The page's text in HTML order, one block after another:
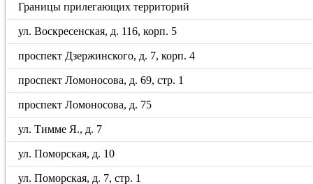
Границы прилегающих территорий
ул. Воскресенская, д. 116, корп. 5
проспект Дзержинского, д. 7, корп. 4
проспект Ломоносова, д. 69, стр. 1
проспект Ломоносова, д. 75
ул. Тимме Я., д. 7
ул. Поморская, д. 10
ул. Поморская, д. 7, стр. 1